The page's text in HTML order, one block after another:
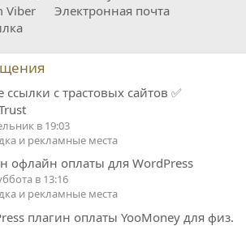
Viber
Электронная почта
с трастовых сайтов ✅
в 19:03
и рекламные места
офлайн оплаты для WordPress
в 13:16
и рекламные места
плагин оплаты YooMoney для физ.